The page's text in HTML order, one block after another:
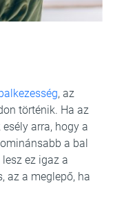
, az
történik. Ha az
arra, hogy a
a bal
ez igaz a
az a meglepő, ha